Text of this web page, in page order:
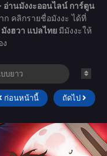
อ่านมังงะออนไลน์ การ์ตูน
ก คลิกรายชื่อมังงะ ได้ที่
งฮวา แปลไทย มีมังงะให้
ง
ก่อนหน้านี้ ถัดไป